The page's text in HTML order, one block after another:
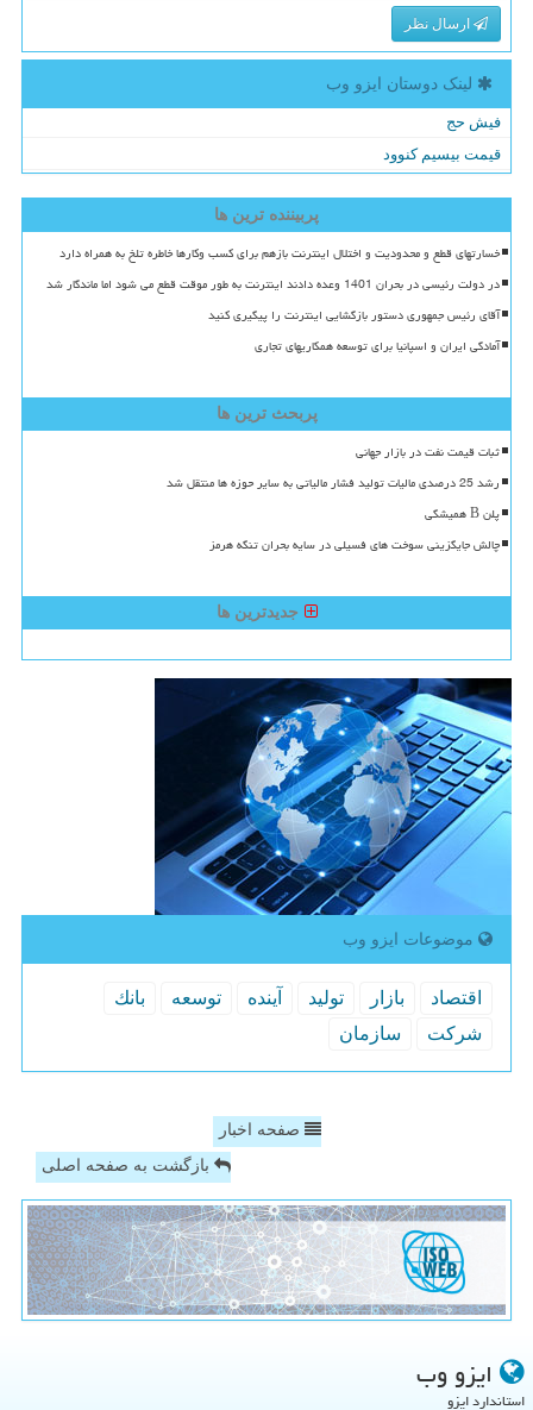
ارسال نظر
لینک دوستان ایزو وب
فیش حج
قیمت بیسیم کنوود
پربیننده ترین ها
خسارتهای قطع و محدودیت و اختلال اینترنت بازهم برای کسب وکارها خاطره تلخ به همراه دارد
در دولت رئیسی در بحران 1401 وعده دادند اینترنت به طور موقت قطع می شود اما ماندگار شد
آقای رئیس جمهوری دستور بازگشایی اینترنت را پیگیری کنید
آمادگی ایران و اسپانیا برای توسعه همکاریهای تجاری
پربحث ترین ها
ثبات قیمت نفت در بازار جهانی
رشد 25 درصدی مالیات تولید فشار مالیاتی به سایر حوزه ها منتقل شد
پلن B همیشگی
چالش جایگزینی سوخت های فسیلی در سایه بحران تنگه هرمز
جدیدترین ها
موضوعات ایزو وب
اقتصاد بازار تولید آینده توسعه
بانك
شركت
سازمان
صفحه اخبار
بازگشت به صفحه اصلی
ایزو وب
استاندارد ایزو